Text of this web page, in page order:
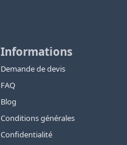
Informations
Demande de devis
FAQ
Blog
Conditions générales
Confidentialité